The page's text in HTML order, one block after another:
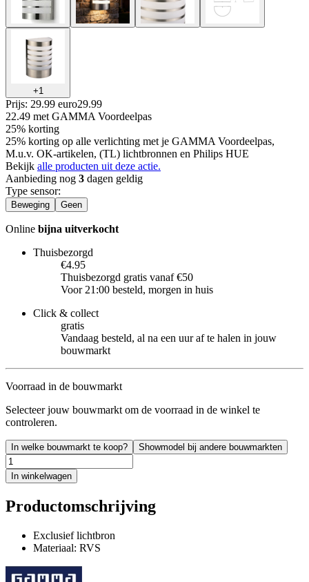
+1
Prijs: 29.99 euro29.99
22.49 met GAMMA Voordeelpas
25% korting
25% korting op alle verlichting met je GAMMA Voordeelpas,
M.u.v. OK-artikelen, (TL) lichtbronnen en Philips HUE
Bekijk alle producten uit deze actie.
Aanbieding nog 3 dagen geldig
Type sensor:
Beweging Geen
Online bijna uitverkocht
Thuisbezorgd
€4.95
Thuisbezorgd gratis vanaf €50
Voor 21:00 besteld, morgen in huis
Click & collect
gratis
Vandaag besteld, al na een uur af te halen in jouw
bouwmarkt
Voorraad in de bouwmarkt
Selecteer jouw bouwmarkt om de voorraad in de winkel te
controleren.
In welke bouwmarkt te koop? Showmodel bij andere bouwmarkten
In winkelwagen
Productomschrijving
Exclusief lichtbron
Materiaal: RVS